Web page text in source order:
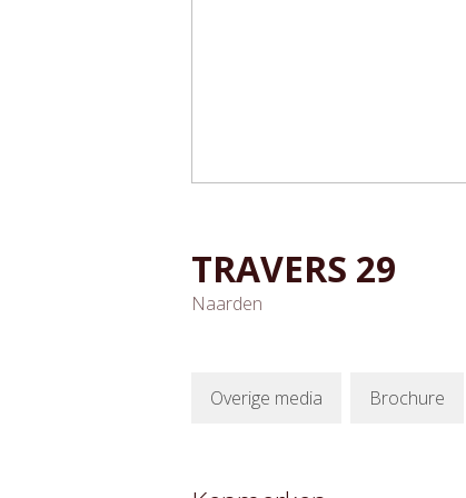
TRAVERS 29
Naarden
Overige media Brochure